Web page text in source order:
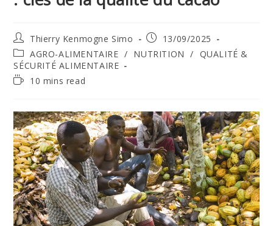
Thierry Kenmogne Simo
13/09/2025
AGRO-ALIMENTAIRE / NUTRITION / QUALITÉ &
SÉCURITÉ ALIMENTAIRE
10 mins read